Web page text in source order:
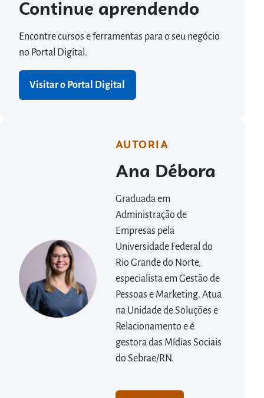
Continue aprendendo
Encontre cursos e ferramentas para o seu negócio
no Portal Digital.
Visitar o Portal Digital
AUTORIA
Ana Débora
Graduada em
Administração de
Empresas pela
Universidade Federal do
Rio Grande do Norte,
especialista em Gestão de
Pessoas e Marketing. Atua
na Unidade de Soluções e
Relacionamento e é
gestora das Mídias Sociais
do Sebrae/RN.